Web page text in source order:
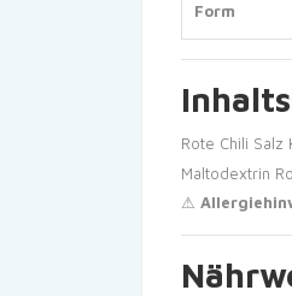
Form
Rote Chili Salz
Maltodextrin
⚠